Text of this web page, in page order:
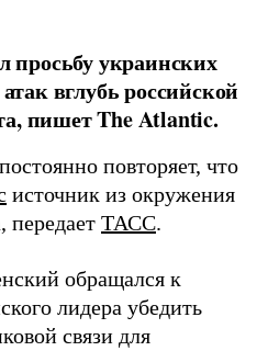
украинских
вглубь российской
пишет The Atlantic.
повторяет, что
источник из окружения
ТАСС.
обращался к
лидера убедить
связи для